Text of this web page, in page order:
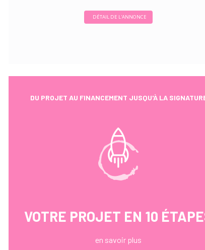
DÉTAIL DE L'ANNONCE
DU PROJET AU FINANCEMENT JUSQU'À LA
VOTRE PROJET EN 10
en savoir plus